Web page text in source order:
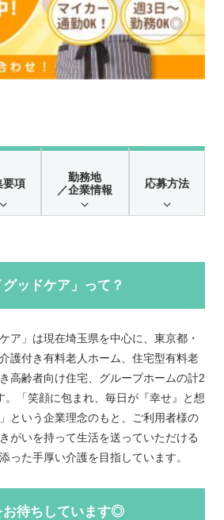
要項
勤務地
／企業情報
応募方法
グッドケア」って？
ア」は現在埼玉県を中心に、東京都・
護付き有料老人ホーム、住宅型有料老
高齢者向け住宅、グループホームの計2
。「笑顔に包まれ、毎日が『幸せ』と想
という企業理念のもと、ご利用者様の
がいを持って生活を送っていただける
った手厚い介護を目指しています。
お待ちしています◎